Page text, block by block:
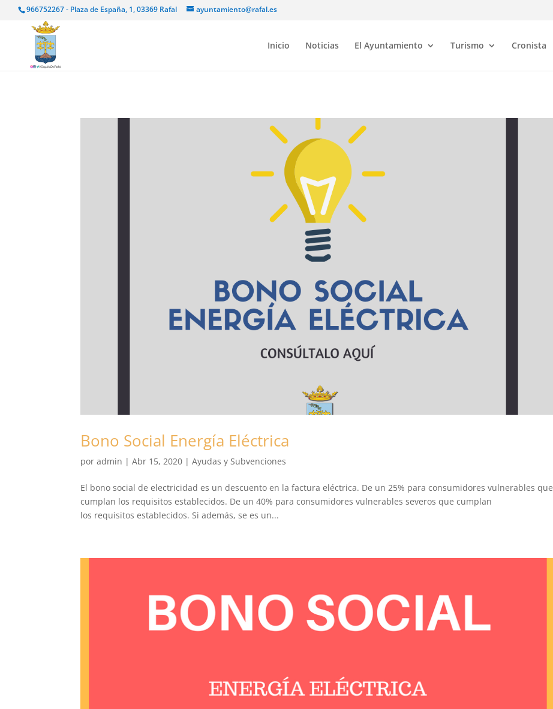
966752267 - Plaza de España, 1, 03369 Rafal ayuntamiento@rafal.es
Inicio Noticias El Ayuntamiento Turismo Cronista
Bono Social Energía Eléctrica
poradmin |Abr 15, 2020 |Ayudas y Subvenciones
El bono social de electricidad es un descuento en la factura eléctrica. De un 25% para consumidores vulnerables que
cumplan los requisitos establecidos. De un 40% para consumidores vulnerables severos que cumplan
los requisitos establecidos. Si además, se es un...